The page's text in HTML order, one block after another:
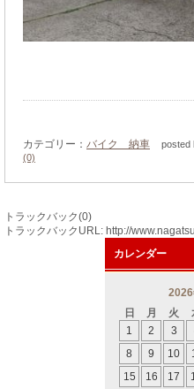
カテゴリー： バイク 納車 posted
(0)
トラックバック(0)
トラックバックURL: http://
カレンダー
日
月 火
1
2 3
8
9 10
15
16 17